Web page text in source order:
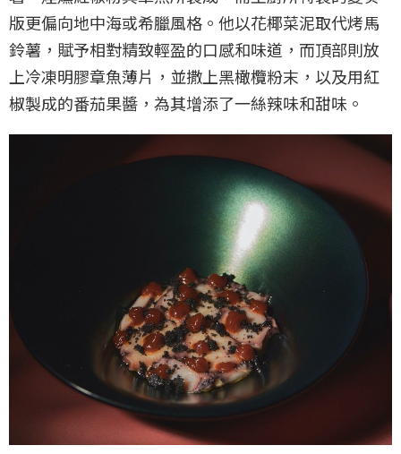
版更偏向地中海或希臘風格。他以花椰菜泥取代烤馬
鈴薯，賦予相對精致輕盈的口感和味道，而頂部則放
上冷凍明膠章魚薄片，並撒上黑橄欖粉末，以及用紅
椒製成的番茄果醬，為其增添了一絲辣味和甜味。